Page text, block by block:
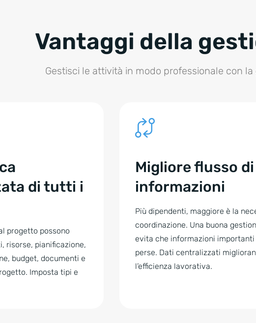
Vantaggi della
Gestisci le attività in modo professionale con
di tutti i
progetto possono
risorse, pianificazione,
budget, documenti e
Imposta tipi e
Migliore flusso di
informazioni
Più dipendenti, maggiore è la
coordinazione. Una buona
evita che informazioni importanti
perse. Dati centralizzati
l’efficienza lavorativa.